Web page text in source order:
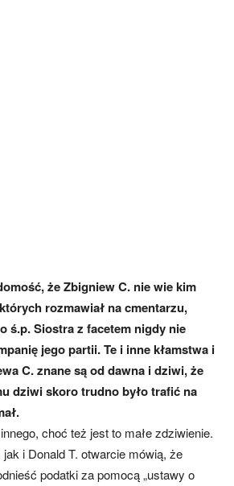
że Zbigniew C. nie wie kim
rozmawiał na cmentarzu,
ś.p. Siostra z facetem nigdy nie
jego partii. Te i inne kłamstwa i
C. znane są od dawna i dziwi, że
dziwi skoro trudno było trafić na
choć też jest to małe zdziwienie.
i Donald T. otwarcie mówią, że
podatki za pomocą „ustawy o